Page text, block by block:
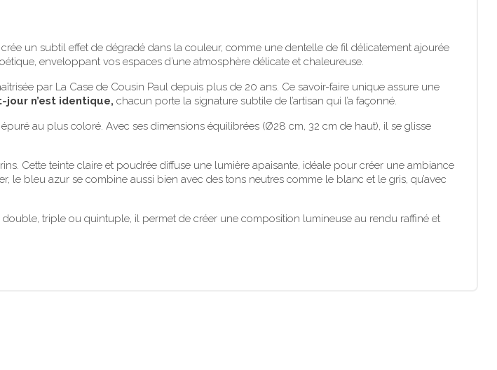
un subtil effet de dégradé dans la couleur, comme une dentelle de fil délicatement ajourée
enveloppant vos espaces d’une atmosphère délicate et chaleureuse.
par La Case de Cousin Paul depuis plus de 20 ans. Ce savoir-faire unique assure une
jour n’est identique, chacun porte la signature subtile de l’artisan qui l’a façonné.
au plus coloré. Avec ses dimensions équilibrées (Ø28 cm, 32 cm de haut), il se glisse
Cette teinte claire et poudrée diffuse une lumière apaisante, idéale pour créer une ambiance
bleu azur se combine aussi bien avec des tons neutres comme le blanc et le gris, qu’avec
triple ou quintuple, il permet de créer une composition lumineuse au rendu raffiné et